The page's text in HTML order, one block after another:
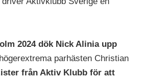
2024 dök Nick Alinia upp
parhästen Christian
från Aktiv Klubb för att